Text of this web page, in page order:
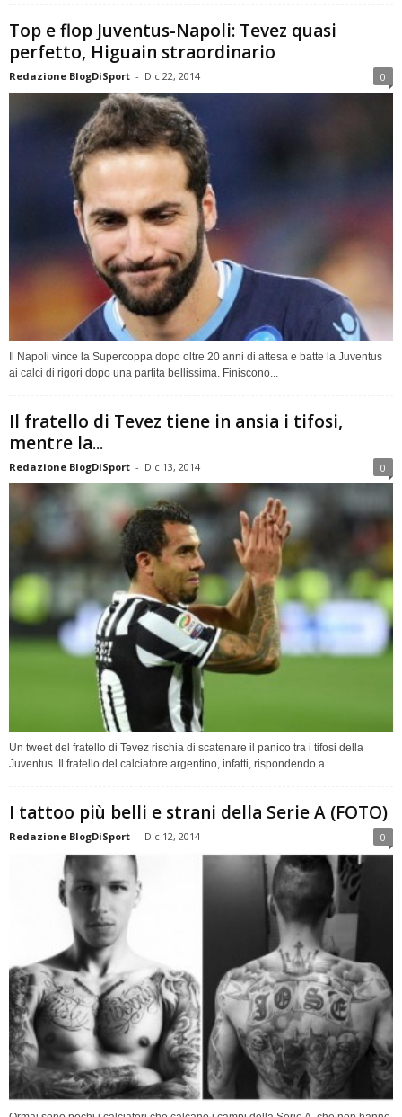
Top e flop Juventus-Napoli: Tevez quasi
perfetto, Higuain straordinario
Redazione BlogDiSport - Dic 22, 2014 0
Il Napoli vince la Supercoppa dopo oltre 20 anni di attesa e batte la Juventus
ai calci di rigori dopo una partita bellissima. Finiscono...
Il fratello di Tevez tiene in ansia i tifosi,
mentre la...
Redazione BlogDiSport - Dic 13, 2014 0
Un tweet del fratello di Tevez rischia di scatenare il panico tra i tifosi della
Juventus. Il fratello del calciatore argentino, infatti, rispondendo a...
I tattoo più belli e strani della Serie A (FOTO)
Redazione BlogDiSport - Dic 12, 2014 0